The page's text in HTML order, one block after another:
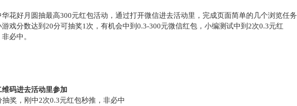
花好月圆抽最高300元红包活动，通过打开微信进去活动里，完成页面简单的几个浏览任务
戏分数达到20分可抽奖1次，有机会中到0.3-300元微信红包，小编测试中到2次0.3元红
必中。
码进去活动里参加
奖，刚中2次0.3元红包秒推，非必中